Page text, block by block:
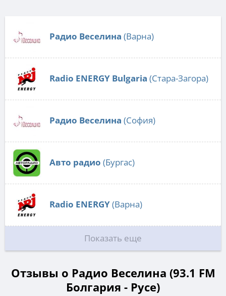
Радио Веселина (Варна)
Radio ENERGY Bulgaria (Стара-Загора)
Радио Веселина (София)
Авто радио (Бургас)
Radio ENERGY(Варна)
Показать еще
Отзывы о Радио Веселина (93.1 FM
Болгария - Русе)